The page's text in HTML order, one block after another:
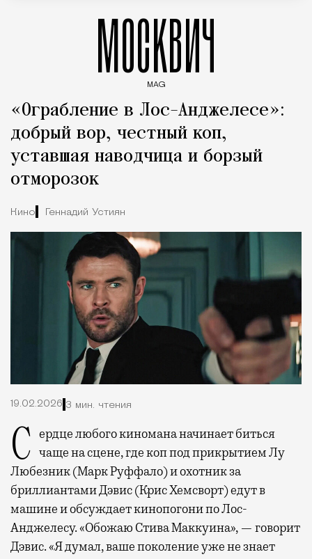
МОСКВИЧ
MAG
«Ограбление в Лос-Анджелесе»:
добрый вор, честный коп,
уставшая наводчица и борзый
отморозок
Кино Геннадий Устиян
19.02.2026 3 мин. чтения
Сердце любого киномана начинает биться чаще на сцене, где коп под прикрытием Лу
Любезник (Марк Руффало) и охотник за
бриллиантами Дэвис (Крис Хемсворт) едут в
машине и обсуждает кинопогони по Лос-
Анджелесу. «Обожаю Стива Маккуина», — говорит
Дэвис. «Я думал, ваше поколение уже не знает